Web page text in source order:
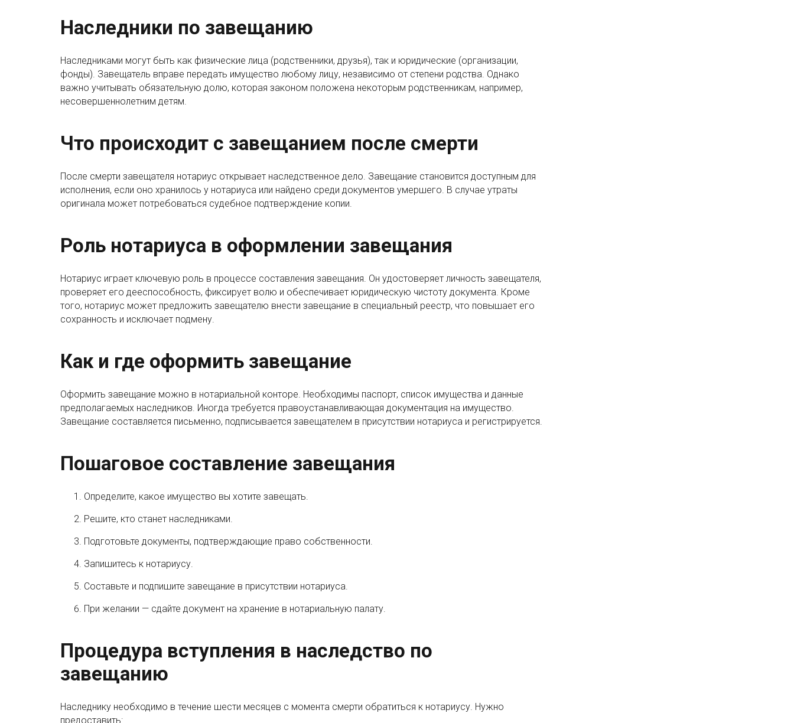
Наследники по завещанию
Наследниками могут быть как физические лица (родственники, друзья), так и юридические (организации,
фонды). Завещатель вправе передать имущество любому лицу, независимо от степени родства. Однако
важно учитывать обязательную долю, которая законом положена некоторым родственникам, например,
несовершеннолетним детям.
Что происходит с завещанием после смерти
После смерти завещателя нотариус открывает наследственное дело. Завещание становится доступным для
исполнения, если оно хранилось у нотариуса или найдено среди документов умершего. В случае утраты
оригинала может потребоваться судебное подтверждение копии.
Роль нотариуса в оформлении завещания
Нотариус играет ключевую роль в процессе составления завещания. Он удостоверяет личность завещателя,
проверяет его дееспособность, фиксирует волю и обеспечивает юридическую чистоту документа. Кроме
того, нотариус может предложить завещателю внести завещание в специальный реестр, что повышает его
сохранность и исключает подмену.
Как и где оформить завещание
Оформить завещание можно в нотариальной конторе. Необходимы паспорт, список имущества и данные
предполагаемых наследников. Иногда требуется правоустанавливающая документация на имущество.
Завещание составляется письменно, подписывается завещателем в присутствии нотариуса и регистрируется.
Пошаговое составление завещания
Определите, какое имущество вы хотите завещать.
Решите, кто станет наследниками.
Подготовьте документы, подтверждающие право собственности.
Запишитесь к нотариусу.
Составьте и подпишите завещание в присутствии нотариуса.
При желании — сдайте документ на хранение в нотариальную палату.
Процедура вступления в наследство по
завещанию
Наследнику необходимо в течение шести месяцев с момента смерти обратиться к нотариусу. Нужно
предоставить: